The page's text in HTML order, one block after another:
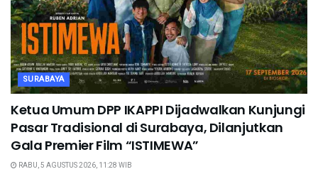
SURABAYA
Ketua Umum DPP IKAPPI Dijadwalkan Kunjungi
Pasar Tradisional di Surabaya, Dilanjutkan
Gala Premier Film “ISTIMEWA”
RABU, 5 AGUSTUS 2026, 11:28 WIB